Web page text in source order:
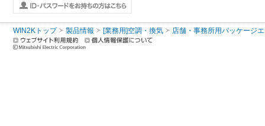
WIN2Kトップ 製品情報 [業務用]空調・換気 店舗・事務所用パッケージ